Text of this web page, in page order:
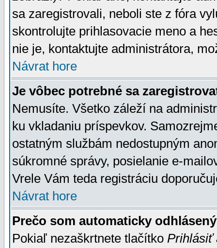
sa zaregistrovali, neboli ste z fóra
skontrolujte prihlasovacie meno a
nie je, kontaktujte administrátora,
Návrat hore
Je vôbec potrebné sa
Nemusíte. Všetko záleží na
ku vkladaniu príspevkov.
ostatným službám nedostupným
súkromné správy, posielanie e-
Vrele Vám teda registráciu
Návrat hore
Prečo som automaticky
Pokiaľ nezaškrtnete tlačítko Prihlásiť